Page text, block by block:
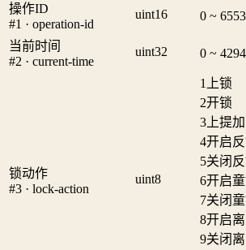
操作ID
#1 · operation-id
uint16 0 ~
当前时间
#2 · current-time
uint32 0 ~
锁动作
#3 · lock-action
uint8
1
上锁
2开锁
3 上提
4开启
5关闭
6开启
7关闭
8开启
9关闭